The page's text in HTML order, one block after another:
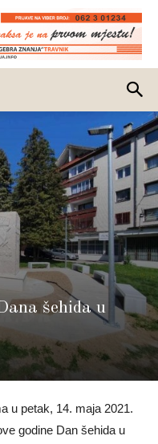
šehida u
u petak, 14. maja 2021.
godine Dan šehida u